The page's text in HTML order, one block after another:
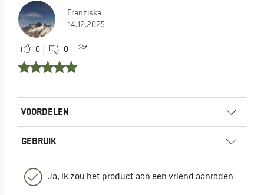
Franziska
14.12.2025
0 0
VOORDELEN
GEBRUIK
Ja, ik zou het product aan een vriend aanraden